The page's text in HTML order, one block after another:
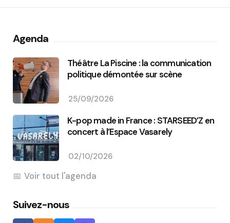
Agenda
Théâtre La Piscine : la communication
politique démontée sur scène
25/09/2026
K-pop made in France : STARSEED’Z en
concert à l’Espace Vasarely
02/10/2026
Voir tout l'agenda
Suivez-nous